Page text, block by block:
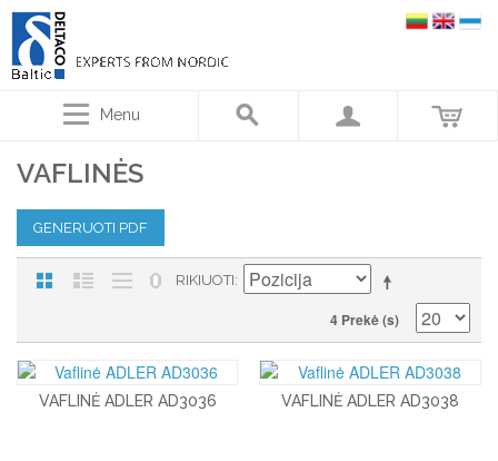
Menu
VAFLINĖS
GENERUOTI PDF
RIKIUOTI
4 Prekė (s)
VAFLINĖ ADLER AD3036 VAFLINĖ ADLER AD3038